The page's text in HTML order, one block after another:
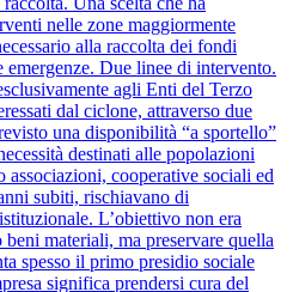
nelle zone maggiormente
alla raccolta dei fondi
emergenze. Due linee di intervento.
agli Enti del Terzo
dal ciclone, attraverso due
una disponibilità “a sportello”
destinati alle popolazioni
cooperative sociali ed
subiti, rischiavano di
L’obiettivo non era
materiali, ma preservare quella
spesso il primo presidio sociale
significa prendersi cura del